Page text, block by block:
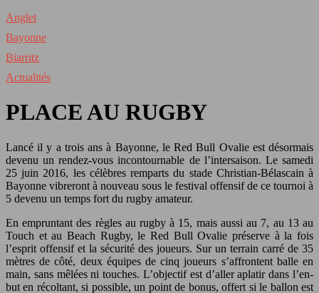
Anglet
Bayonne
Biarritz
Actualités
PLACE AU RUGBY
Lancé il y a trois ans à Bayonne, le Red Bull Ovalie est désormais
devenu un rendez-vous incontournable de l’intersaison. Le samedi
25 juin 2016, les célèbres remparts du stade Christian-Bélascain à
Bayonne vibreront à nouveau sous le festival offensif de ce tournoi à
5 devenu un temps fort du rugby amateur.
En empruntant des règles au rugby à 15, mais aussi au 7, au 13 au
Touch et au Beach Rugby, le Red Bull Ovalie préserve à la fois
l’esprit offensif et la sécurité des joueurs. Sur un terrain carré de 35
mètres de côté, deux équipes de cinq joueurs s’affrontent balle en
main, sans mêlées ni touches. L’objectif est d’aller aplatir dans l’en-
but en récoltant, si possible, un point de bonus, offert si le ballon est